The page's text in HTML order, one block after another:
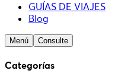
GUÍAS DE VIAJES
Blog
Menú Consulte
Categorías